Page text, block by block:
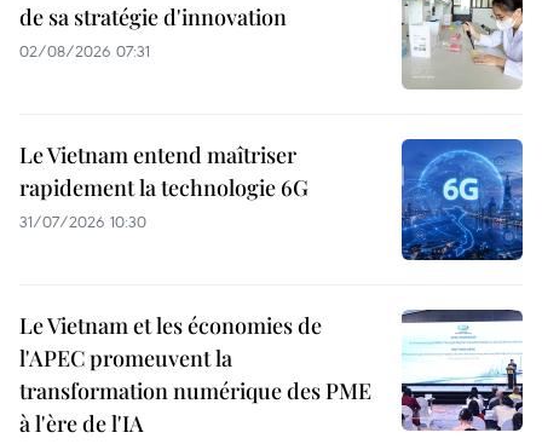
de sa stratégie d'innovation
02/08/2026 07:31
Le Vietnam entend maîtriser
rapidement la technologie 6G
31/07/2026 10:30
Le Vietnam et les économies de
l'APEC promeuvent la
transformation numérique des PME
à l'ère de l'IA